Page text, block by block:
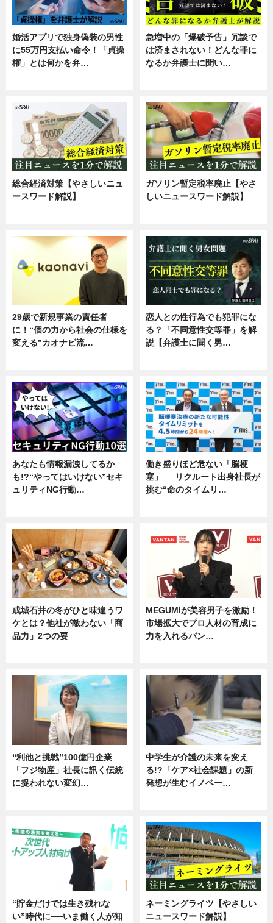
婚活アプリで独身偽装の男性
に55万円支払い命令！「貞操
権」とは何かを弁…
急増中の「爆破予告」冗談で
は済まされない！どんな罪に
なるか弁護士に聞い…
総合経済対策【やさしいニュ
ースワード解説】
ガソリン暫定税率廃止【やさ
しいニュースワード解説】
29歳で新規事業の責任者
に！“個の力から社会の仕様を
変える”カオナビ流…
恋人との性行為でも犯罪にな
る？「不同意性交等罪」を解
説【弁護士に聞く男…
あなたも情報漏洩してるか
も!?“やってはいけない”セキ
ュリティNG行動…
働き盛りほど危ない「脳梗
塞」──リクルート出身社長が
挑む“命のタイムリ…
成城石井の冬がひと味違うワ
ケとは？他社が敵わない「商
品力」2つの要
MEGUMIが美容男子を激励！
市場拡大でプロ人材の育成に
力を入れるバン…
“利他と挑戦”100億円企業
「フジ物産」社長に訊く伝統
に捉われない変幻…
中学生が介護の未来を変え
る!?「ケア×社会課題」の新
発想が生むイノベー…
“貯金だけでは生き残れな
い”時代に──いま働く人が知
ネーミングライツ【やさしい
ニュースワード解説】